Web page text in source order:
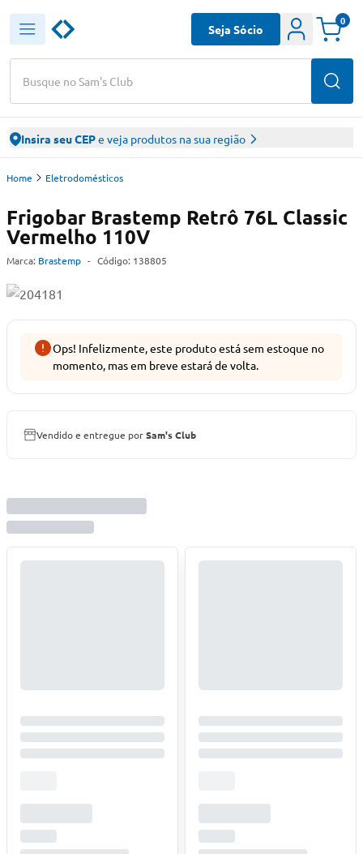
Busque no Sam's Club
Seja Sócio
0
Insira seu CEPe veja produtos na sua região
Home Eletrodomésticos
Frigobar Brastemp Retrô 76L Classic
Vermelho 110V
Marca: Brastemp - Código: 138805
Ops! Infelizmente, este produto está sem estoque no
momento, mas em breve estará de volta.
Vendido e entregue porSam's Club